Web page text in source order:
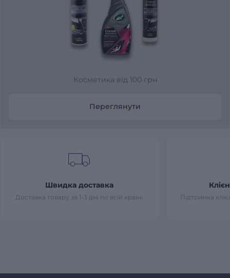
Косметика від 100 грн
Переглянути
Швидка доставка
Доставка товару за 1-3 дні по всій країні Підтримка